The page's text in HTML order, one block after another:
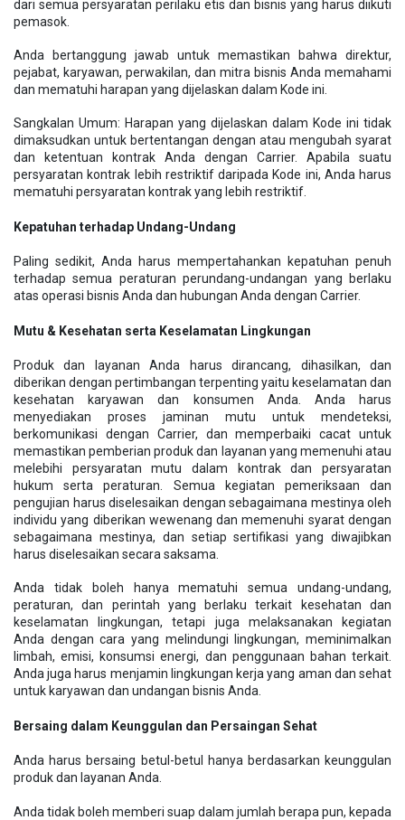
dari semua persyaratan perilaku etis dan bisnis yang harus diikuti
pemasok.
Anda bertanggung jawab untuk memastikan bahwa direktur,
pejabat, karyawan, perwakilan, dan mitra bisnis Anda memahami
dan mematuhi harapan yang dijelaskan dalam Kode ini.
Sangkalan Umum: Harapan yang dijelaskan dalam Kode ini tidak
dimaksudkan untuk bertentangan dengan atau mengubah syarat
dan ketentuan kontrak Anda dengan Carrier. Apabila suatu
persyaratan kontrak lebih restriktif daripada Kode ini, Anda harus
mematuhi persyaratan kontrak yang lebih restriktif.
Kepatuhan terhadap Undang-Undang
Paling sedikit, Anda harus mempertahankan kepatuhan penuh
terhadap semua peraturan perundang-undangan yang berlaku
atas operasi bisnis Anda dan hubungan Anda dengan Carrier.
Mutu & Kesehatan serta Keselamatan Lingkungan
Produk dan layanan Anda harus dirancang, dihasilkan, dan
diberikan dengan pertimbangan terpenting yaitu keselamatan dan
kesehatan karyawan dan konsumen Anda. Anda harus
menyediakan proses jaminan mutu untuk mendeteksi,
berkomunikasi dengan Carrier, dan memperbaiki cacat untuk
memastikan pemberian produk dan layanan yang memenuhi atau
melebihi persyaratan mutu dalam kontrak dan persyaratan
hukum serta peraturan. Semua kegiatan pemeriksaan dan
pengujian harus diselesaikan dengan sebagaimana mestinya oleh
individu yang diberikan wewenang dan memenuhi syarat dengan
sebagaimana mestinya, dan setiap sertifikasi yang diwajibkan
harus diselesaikan secara saksama.
Anda tidak boleh hanya mematuhi semua undang-undang,
peraturan, dan perintah yang berlaku terkait kesehatan dan
keselamatan lingkungan, tetapi juga melaksanakan kegiatan
Anda dengan cara yang melindungi lingkungan, meminimalkan
limbah, emisi, konsumsi energi, dan penggunaan bahan terkait.
Anda juga harus menjamin lingkungan kerja yang aman dan sehat
untuk karyawan dan undangan bisnis Anda.
Bersaing dalam Keunggulan dan Persaingan Sehat
Anda harus bersaing betul-betul hanya berdasarkan keunggulan
produk dan layanan Anda.
Anda tidak boleh memberi suap dalam jumlah berapa pun, kepada